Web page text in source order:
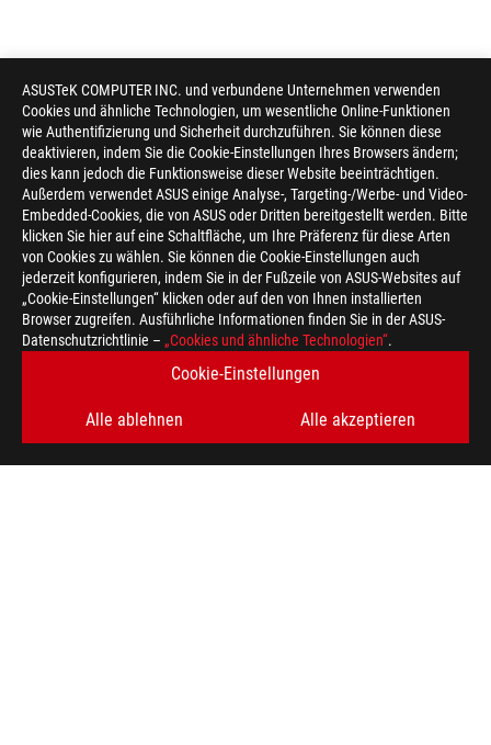
ASUSTeK COMPUTER INC. und verbundene Unternehmen verwenden
Cookies und ähnliche Technologien, um wesentliche Online-Funktionen
wie Authentifizierung und Sicherheit durchzuführen. Sie können diese
deaktivieren, indem Sie die Cookie-Einstellungen Ihres Browsers ändern;
dies kann jedoch die Funktionsweise dieser Website beeinträchtigen.
Außerdem verwendet ASUS einige Analyse-, Targeting-/Werbe- und Video-
Embedded-Cookies, die von ASUS oder Dritten bereitgestellt werden. Bitte
klicken Sie hier auf eine Schaltfläche, um Ihre Präferenz für diese Arten
von Cookies zu wählen. Sie können die Cookie-Einstellungen auch
jederzeit konfigurieren, indem Sie in der Fußzeile von ASUS-Websites auf
„Cookie-Einstellungen“ klicken oder auf den von Ihnen installierten
Browser zugreifen. Ausführliche Informationen finden Sie in der ASUS-
Datenschutzrichtlinie – „Cookies und ähnliche Technologien“.
Cookie-Einstellungen
Alle ablehnen Alle akzeptieren